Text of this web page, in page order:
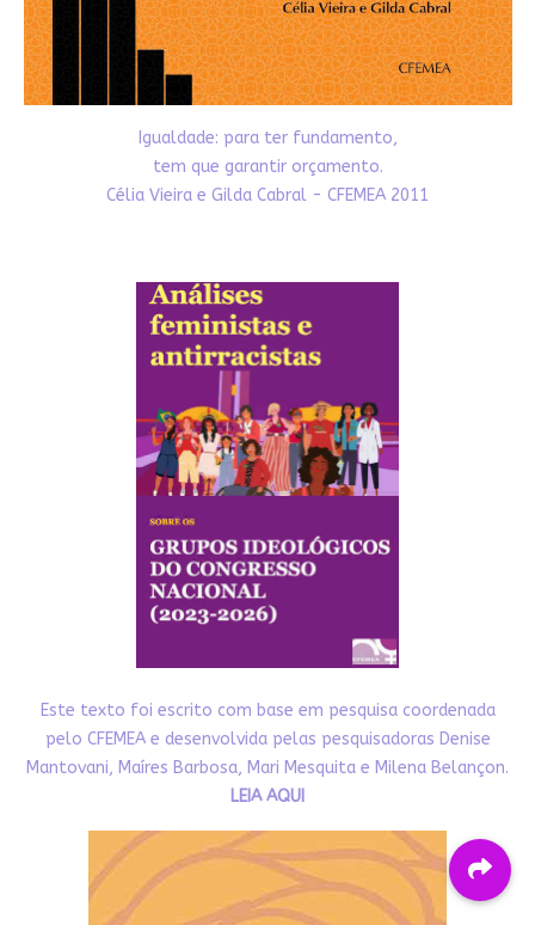
Igualdade: para ter fundamento,
tem que garantir orçamento.
Célia Vieira e Gilda Cabral - CFEMEA 2011
Este texto foi escrito com base em pesquisa coordenada
pelo CFEMEA e desenvolvida pelas pesquisadoras Denise
Mantovani, Maíres Barbosa, Mari Mesquita e Milena Belançon.
LEIA AQUI